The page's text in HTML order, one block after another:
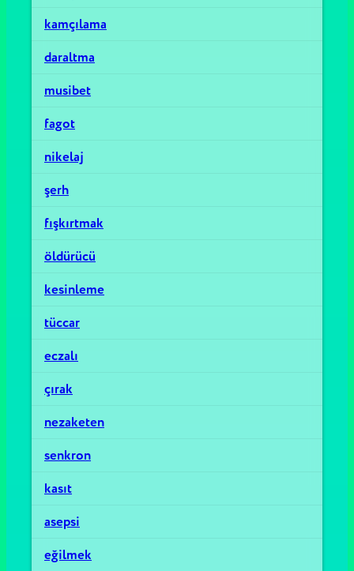
kamçılama
daraltma
musibet
fagot
nikelaj
şerh
fışkırtmak
öldürücü
kesinleme
tüccar
eczalı
çırak
nezaketen
senkron
kasıt
asepsi
eğilmek